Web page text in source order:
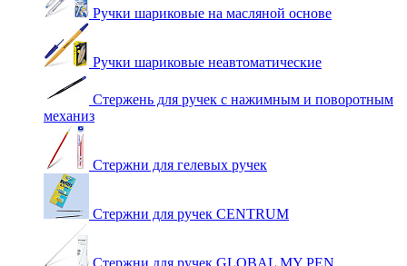
Ручки шариковые на масляной основе
Ручки шариковые неавтоматические
Стержень для ручек с нажимным и поворотным
механиз
Стержни для гелевых ручек
Стержни для ручек CENTRUM
Стержни для ручек GLOBAL MY PEN